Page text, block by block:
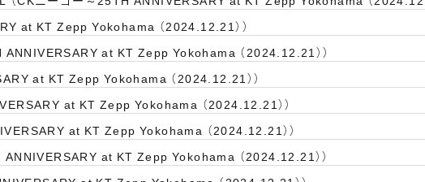
at KT Zepp Yokohama （2024.12.21））
at KT Zepp Yokohama （2024.12.21））
at KT Zepp Yokohama （2024.12.21））
at KT Zepp Yokohama （2024.12.21））
at KT Zepp Yokohama （2024.12.21））
at KT Zepp Yokohama （2024.12.21））